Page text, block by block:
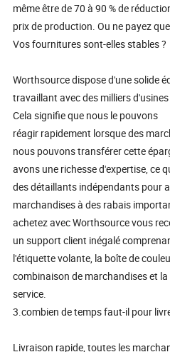
même être de 70 à 90 % de
prix de production. Ou ne payez
Vos fournitures sont-elles stables ?
Worthsource dispose d'une solide
travaillant avec des milliers
Cela signifie que nous le pouvons
réagir rapidement lorsque des
nous pouvons transférer cette
avons une richesse d'expertise, ce
des détaillants indépendants pour
marchandises à des rabais
achetez avec Worthsource vous
un support client inégalé
l'étiquette volante, la boîte de
combinaison de marchandises et
service.
3.combien de temps faut-il pour
Livraison rapide, toutes les